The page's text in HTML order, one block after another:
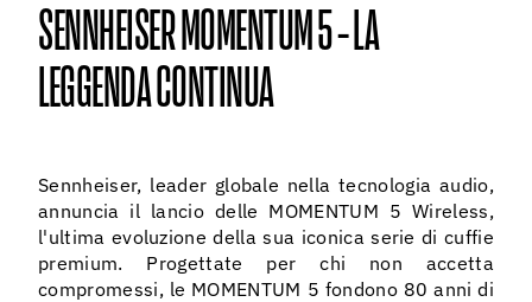
SENNHEISER MOMENTUM 5 - LA
LEGGENDA CONTINUA
Sennheiser, leader globale nella tecnologia audio,
annuncia il lancio delle MOMENTUM 5 Wireless,
l'ultima evoluzione della sua iconica serie di cuffie
premium. Progettate per chi non accetta
compromessi, le MOMENTUM 5 fondono 80 anni di